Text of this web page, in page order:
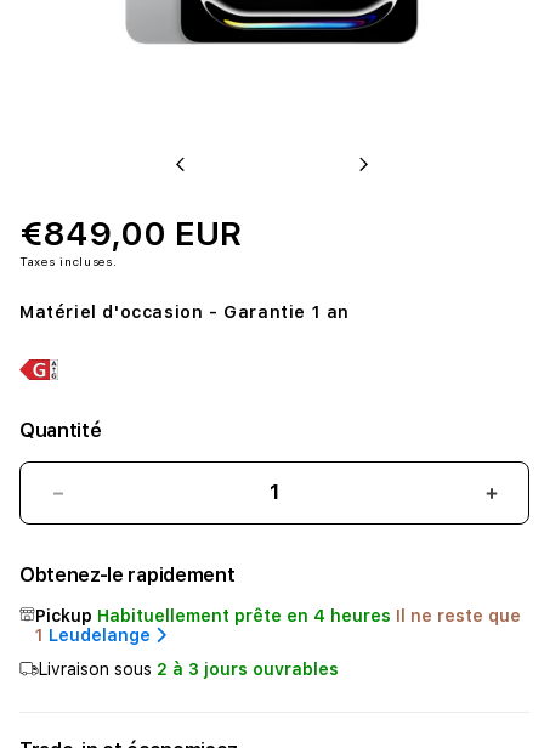
Previous Next
€849,00 EUR
Taxes incluses.
Matériel d'occasion - Garantie 1 an
Quantité
Réduire
la
de
*OCCASION*
iPad
Pro
11&quot;
la
iPad
Obtenez-le rapidement
Pickup Habituellement prête en 4 heures Il ne reste que
1 Leudelange
Livraison sous 2 à 3 jours ouvrables